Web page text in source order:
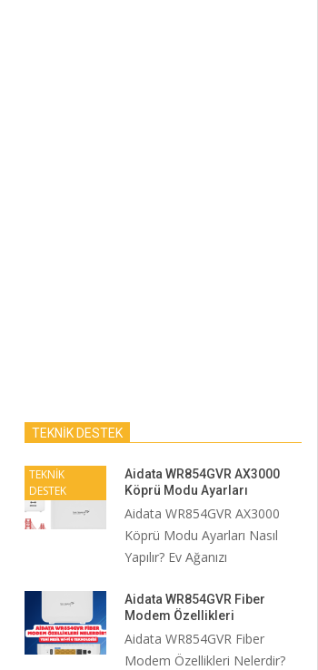
TEKNİK DESTEK
TEKNİK
DESTEK
Aidata WR854GVR AX3000
Köprü Modu Ayarları
Aidata WR854GVR AX3000
Köprü Modu Ayarları Nasıl
Yapılır? Ev Ağanızı
Aidata WR854GVR Fiber
Modem Özellikleri
Aidata WR854GVR Fiber
Modem Özellikleri Nelerdir?